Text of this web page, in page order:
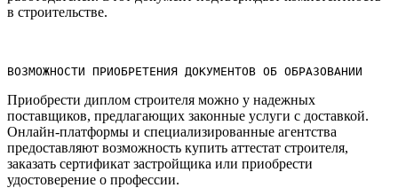
в строительстве.​
ВОЗМОЖНОСТИ ПРИОБРЕТЕНИЯ ДОКУМЕНТОВ ОБ ОБРАЗОВАНИИ
Приобрести диплом строителя можно у надежных
поставщиков, предлагающих законные услуги с доставкой.​
Онлайн-платформы и специализированные агентства
предоставляют возможность купить аттестат строителя,
заказать сертификат застройщика или приобрести
удостоверение о профессии.​